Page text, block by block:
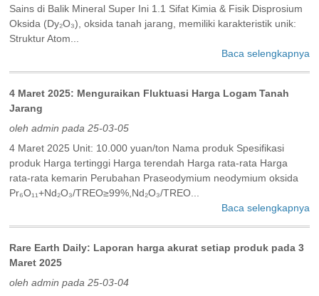
Sains di Balik Mineral Super Ini‌ ‌1.1 Sifat Kimia & Fisik‌ Disprosium
Oksida (Dy₂O₃), oksida tanah jarang, memiliki karakteristik unik:
‌Struktur Atom...
Baca selengkapnya
4 Maret 2025: Menguraikan Fluktuasi Harga Logam Tanah
Jarang
oleh admin pada 25-03-05
4 Maret 2025 Unit: 10.000 yuan/ton Nama produk Spesifikasi
produk Harga tertinggi Harga terendah Harga rata-rata Harga
rata-rata kemarin Perubahan Praseodymium neodymium oksida
Pr₆O₁₁+Nd₂O₃/TREO≥99%,Nd₂O₃/TREO...
Baca selengkapnya
Rare Earth Daily: Laporan harga akurat setiap produk pada 3
Maret 2025
oleh admin pada 25-03-04